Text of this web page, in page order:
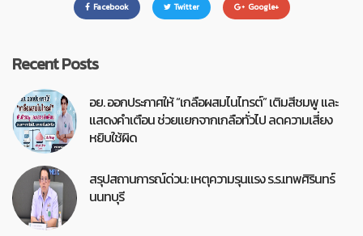
Facebook Twitter Google+
Recent Posts
อย. ออกประกาศให้ “เกลือผสมไนไทรต์” เติมสีชมพู และ
แสดงคำเตือน ช่วยแยกจากเกลือทั่วไป ลดความเสี่ยง
หยิบใช้ผิด
สรุปสถานการณ์ด่วน: เหตุความรุนแรง ร.ร.เทพศิรินทร์
นนทบุรี